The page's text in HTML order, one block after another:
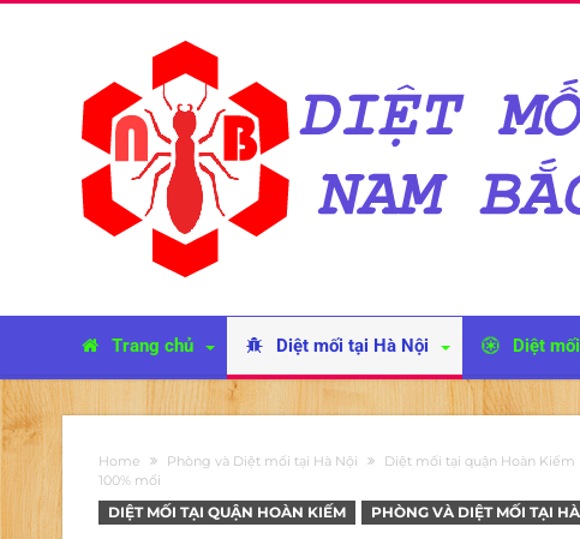
Trang chủ Diệt mối tại Hà Nội Diệt
Home Phòng và Diệt mối tại Hà Nội Diệt mối tại quận Hoàn Kiếm
100% mối
DIỆT MỐI TẠI QUẬN HOÀN KIẾM PHÒNG VÀ DIỆT MỐI TẠI